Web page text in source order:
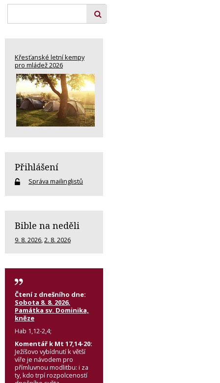
Křesťanské letní kempy
pro mládež 2026
Přihlášení
Správa mailinglistů
Bible na neděli
9. 8. 2026,2. 8. 2026
Čtení z dnešního dne:
Sobota 8. 8. 2026,
Památka sv. Dominika,
kněze
Hab 1,12-2,4;
Komentář k Mt 17,14-20:
Ježíšovo vybídnutí k větší
víře je návodem pro
přímluvnou modlitbu: i za
ty, kdo trpí rozpolceností